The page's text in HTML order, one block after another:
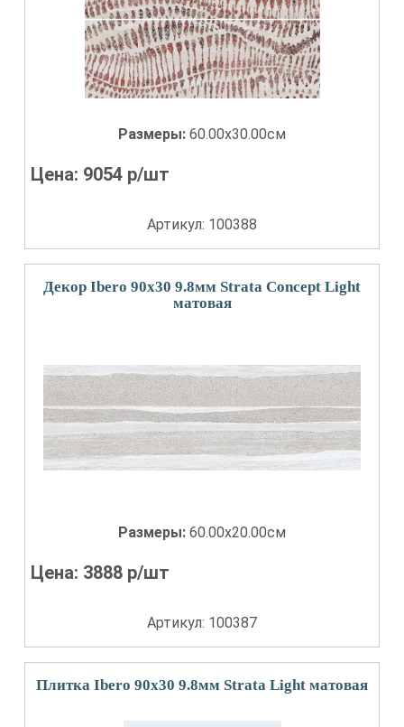
Размеры: 60.00x30.00см
Цена: 9054 р/шт
Артикул: 100388
Декор Ibero 90x30 9.8мм Strata Concept Light
матовая
Размеры: 60.00x20.00см
Цена: 3888 р/шт
Артикул: 100387
Плитка Ibero 90x30 9.8мм Strata Light матовая